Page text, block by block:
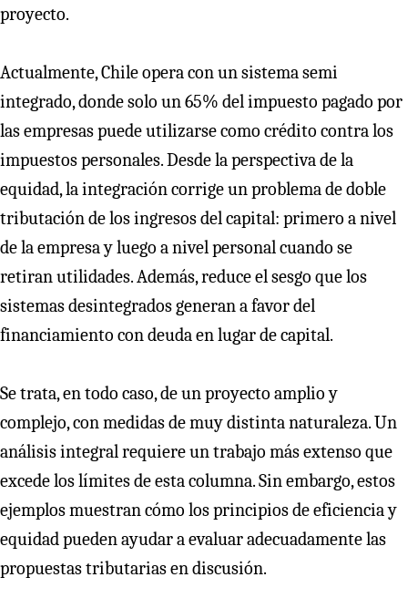
proyecto.
Actualmente, Chile opera con un sistema semi
integrado, donde solo un 65% del impuesto pagado por
las empresas puede utilizarse como crédito contra los
impuestos personales. Desde la perspectiva de la
equidad, la integración corrige un problema de doble
tributación de los ingresos del capital: primero a nivel
de la empresa y luego a nivel personal cuando se
retiran utilidades. Además, reduce el sesgo que los
sistemas desintegrados generan a favor del
financiamiento con deuda en lugar de capital.
Se trata, en todo caso, de un proyecto amplio y
complejo, con medidas de muy distinta naturaleza. Un
análisis integral requiere un trabajo más extenso que
excede los límites de esta columna. Sin embargo, estos
ejemplos muestran cómo los principios de eficiencia y
equidad pueden ayudar a evaluar adecuadamente las
propuestas tributarias en discusión.